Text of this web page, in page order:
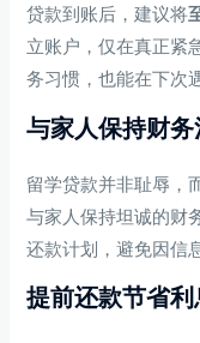
贷款到账后，建议将
立账户，仅在真正紧
务习惯，也能在下次
与家人保持财
留学贷款并非耻辱，
与家人保持坦诚的财
还款计划，避免因信
提前还款节省